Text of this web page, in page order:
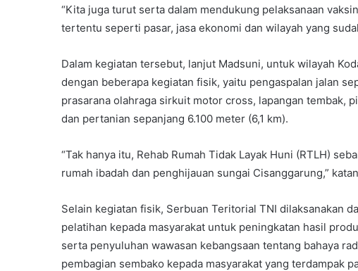
“Kita juga turut serta dalam mendukung pelaksanaan
tertentu seperti pasar, jasa ekonomi dan wilayah yang
Dalam kegiatan tersebut, lanjut Madsuni, untuk wilayah
dengan beberapa kegiatan fisik, yaitu pengaspalan jalan
prasarana olahraga sirkuit motor cross, lapangan tembak,
dan pertanian sepanjang 6.100 meter (6,1 km).
“Tak hanya itu, Rehab Rumah Tidak Layak Huni (RTLH)
rumah ibadah dan penghijauan sungai Cisanggarung,”
Selain kegiatan fisik, Serbuan Teritorial TNI dilaksanakan
pelatihan kepada masyarakat untuk peningkatan hasil
serta penyuluhan wawasan kebangsaan tentang bahaya
pembagian sembako kepada masyarakat yang terdampak